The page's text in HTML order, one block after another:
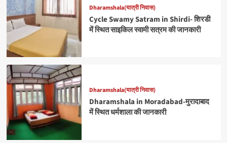
Dharamshala(यात्री निवास)
Cycle Swamy Satram in Shirdi- शिरडी
में स्थित साइकिल स्वामी सत्रम की जानकारी
Dharamshala(यात्री निवास)
Dharamshala in Moradabad-मुरादाबाद
में स्थित धर्मशाला की जानकारी